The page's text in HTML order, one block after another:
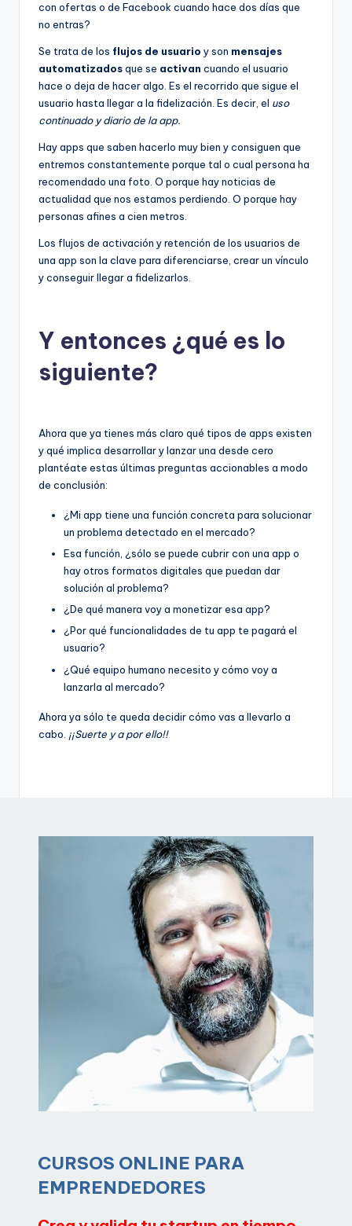
con ofertas o de Facebook cuando hace dos días que
no entras?
Se trata de los flujos de usuario y son mensajes
automatizadosque se activan cuando el usuario
hace o deja de hacer algo. Es el recorrido que sigue el
usuario hasta llegar a la fidelización. Es decir, el uso
continuado y diario de la app.
Hay apps que saben hacerlo muy bien y consiguen que
entremos constantemente porque tal o cual persona ha
recomendado una foto. O porque hay noticias de
actualidad que nos estamos perdiendo. O porque hay
personas afines a cien metros.
Los flujos de activación y retención de los usuarios de
una app son la clave para diferenciarse, crear un vínculo
y conseguir llegar a fidelizarlos.
Y entonces ¿qué es lo
siguiente?
Ahora que ya tienes más claro qué tipos de apps existen
y qué implica desarrollar y lanzar una desde cero
plantéate estas últimas preguntas accionables a modo
de conclusión:
¿Mi app tiene una función concreta para solucionar
un problema detectado en el mercado?
Esa función, ¿sólo se puede cubrir con una app o
hay otros formatos digitales que puedan dar
solución al problema?
¿De qué manera voy a monetizar esa app?
¿Por qué funcionalidades de tu app te pagará el
usuario?
¿Qué equipo humano necesito y cómo voy a
lanzarla al mercado?
Ahora ya sólo te queda decidir cómo vas a llevarlo a
cabo. ¡¡Suerte y a por ello!!
CURSOS ONLINE PARA
EMPRENDEDORES